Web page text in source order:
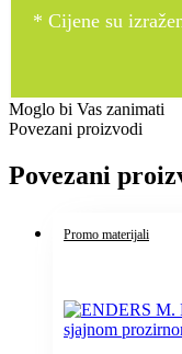
* Cijene su
Moglo bi Vas zanimati
Povezani proizvodi
Povezani
Promo materijali